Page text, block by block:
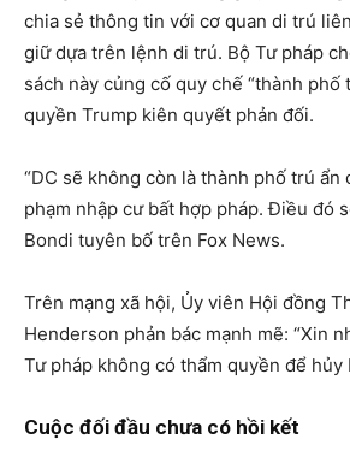
chia sẻ thông tin với cơ quan di trú
giữ dựa trên lệnh di trú. Bộ Tư pháp
sách này củng cố quy chế “thành phố
quyền Trump kiên quyết phản đối.
“DC sẽ không còn là thành phố trú ẩn
phạm nhập cư bất hợp pháp. Điều đó
Bondi tuyên bố trên Fox News.
Trên mạng xã hội, Ủy viên Hội đồng
Henderson phản bác mạnh mẽ: “Xin
Tư pháp không có thẩm quyền để hủy
Cuộc đối đầu chưa có hồi kết